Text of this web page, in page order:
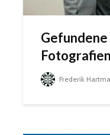
Gefundene
Frederik